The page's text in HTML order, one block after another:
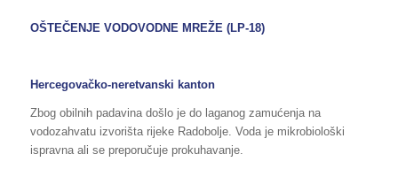
OŠTEČENJE VODOVODNE MREŽE (LP-18)
Hercegovačko-neretvanski kanton
Zbog obilnih padavina došlo je do laganog zamućenja na
vodozahvatu izvorišta rijeke Radobolje. Voda je mikrobiološki
ispravna ali se preporučuje prokuhavanje.